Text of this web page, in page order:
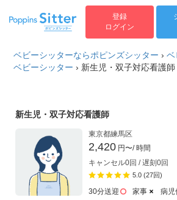
登録
ログイン
ベビーシッターならポピンズシッター ›ベ
ベビーシッター › ​新生児・双子対応看護師
​新生児・双子対応看護師
東京都練馬区
2,420 円〜/ 時間
キャンセル0回 / 遅刻0回
5.0 (27回)
30分送迎 家事
病児